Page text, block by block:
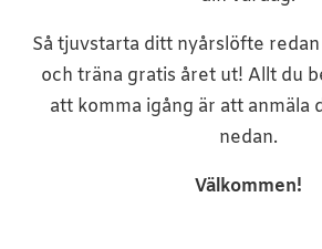
Så tjuvstarta ditt nyårslöfte
och träna gratis året ut! Allt du
att komma igång är att anmäla
nedan.
Välkommen!